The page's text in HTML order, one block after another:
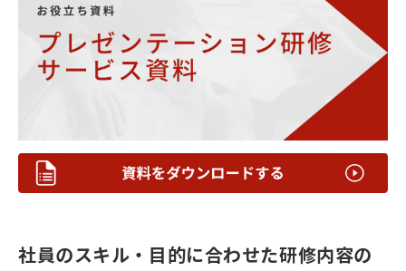
社員のスキル・目的に合わせた研修内容の